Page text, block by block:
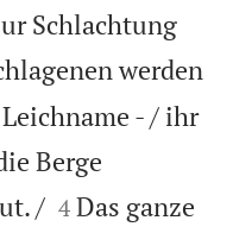
Schlachtung
werden
- / ihr
Berge
/
4 Das ganze